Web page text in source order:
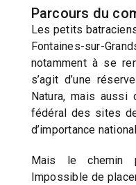
Parcours du
Les petits
Fontaines-sur-
notamment à se
s’agit d’une
Natura, mais aussi
fédéral des sites
d’importance
Mais le chemin
Impossible de